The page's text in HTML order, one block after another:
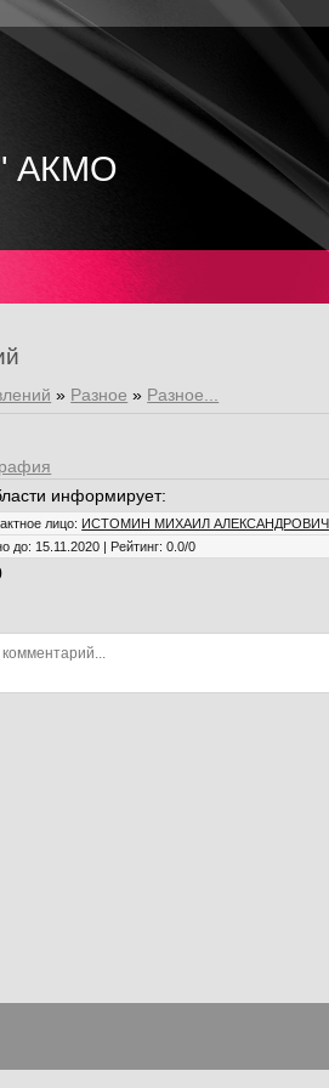
АКМО
» Разное » Разное...
информирует:
лицо: ИСТОМИН МИХАИЛ АЛЕКСАНДРОВИЧ
до: 15.11.2020 Рейтинг: 0.0/0